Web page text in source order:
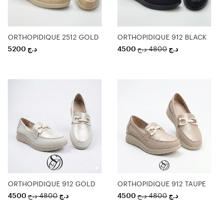
ORTHOPIDIQUE 2512 GOLD
5200 د.ج
ORTHOPIDIQUE 912 BLACK
4500
د.ج 4800 د.ج
ORTHOPIDIQUE 912 GOLD
4500
د.ج 4800 د.ج
ORTHOPIDIQUE 912 TAUPE
4500
د.ج 4800 د.ج